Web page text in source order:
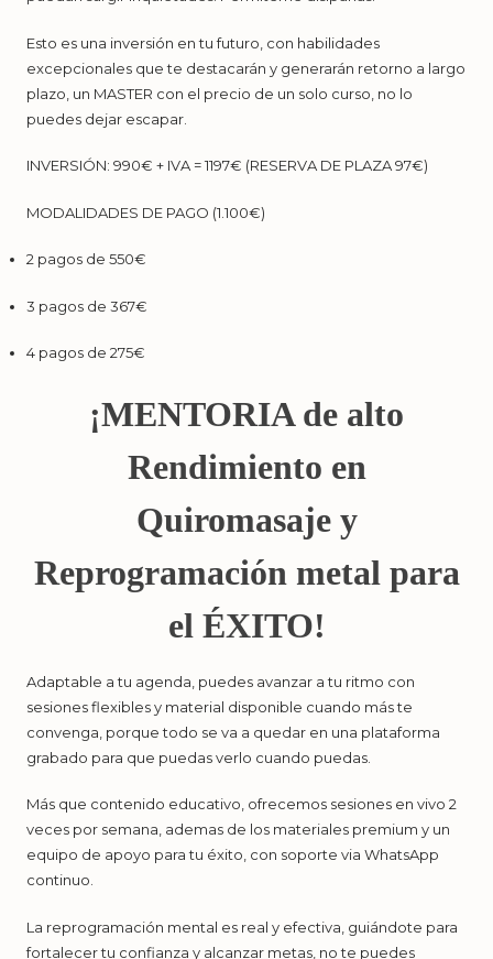
Esto es una inversión en tu futuro, con habilidades
excepcionales que te destacarán y generarán retorno a largo
plazo, un MASTER con el precio de un solo curso, no lo
puedes dejar escapar.
INVERSIÓN: 990€ + IVA = 1197€ (RESERVA DE PLAZA 97€)
MODALIDADES DE PAGO (1.100€)
2 pagos de 550€
3 pagos de 367€
4 pagos de 275€
¡MENTORIA de alto
Rendimiento en
Quiromasaje y
Reprogramación metal para
el ÉXITO!
Adaptable a tu agenda, puedes avanzar a tu ritmo con
sesiones flexibles y material disponible cuando más te
convenga, porque todo se va a quedar en una plataforma
grabado para que puedas verlo cuando puedas.
Más que contenido educativo, ofrecemos sesiones en vivo 2
veces por semana, ademas de los materiales premium y un
equipo de apoyo para tu éxito, con soporte via WhatsApp
continuo.
La reprogramación mental es real y efectiva, guiándote para
fortalecer tu confianza y alcanzar metas, no te puedes